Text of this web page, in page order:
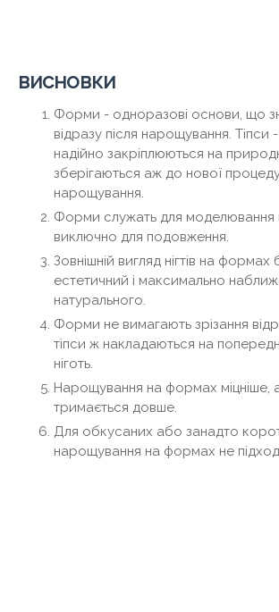
висновки
Форми - одноразові основи, що
відразу після нарощування. Тіпси
надійно закріплюються на
зберігаються аж до нової
нарощування.
Форми служать для моделювання
виключно для подовження.
Зовнішній вигляд нігтів на формах
естетичний і максимально
натурального.
Форми не вимагають зрізання
тіпси ж накладаються на
ніготь.
Нарощування на формах міцніше,
тримається довше.
Для обкусаних або занадто
нарощування на формах не